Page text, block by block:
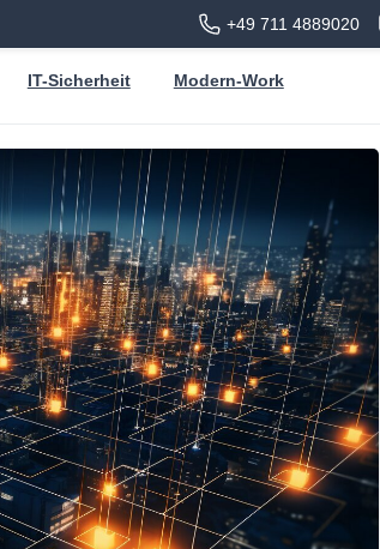
+49 711 4889020
IT-Sicherheit Modern-Work